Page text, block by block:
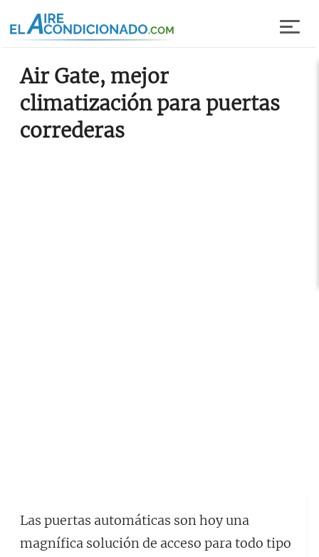
Air Gate, mejor
climatización para puertas
correderas
Las puertas automáticas son hoy una
magnífica solución de acceso para todo tipo